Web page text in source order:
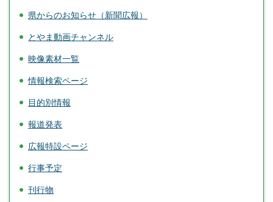
県からのお知らせ（新聞広報）
とやま動画チャンネル
映像素材一覧
情報検索ページ
目的別情報
報道発表
広報特設ページ
行事予定
刊行物